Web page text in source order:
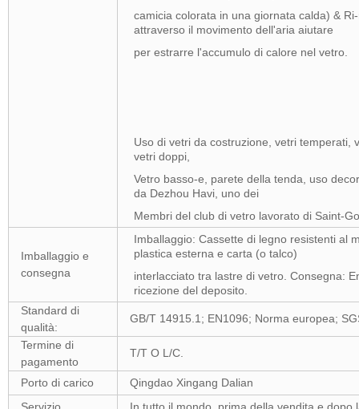
camicia colorata in una giornata calda) &
attraverso il movimento dell'aria aiutare
per estrarre l'accumulo di calore nel vetro.
Uso di vetri da costruzione, vetri temperati,
vetri doppi,
Vetro basso-e, parete della tenda, uso
da Dezhou Havi, uno dei
Membri del club di vetro lavorato di Saint-
Imballaggio e
consegna
Imballaggio: Cassette di legno resistenti al
plastica esterna e carta (o talco)
interlacciato tra lastre di vetro. Consegna:
ricezione del deposito.
Standard di
qualità:
GB/T 14915.1; EN1096; Norma europea;
Termine di
pagamento
T/T O L/C.
Porto di carico
Qingdao Xingang Dalian